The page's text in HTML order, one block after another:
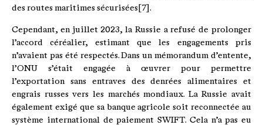
des routes maritimes sécurisées[7].
Cependant, en juillet 2023, la Russie a refusé de prolonger
l’accord céréalier, estimant que les engagements pris
n’avaient pas été respectés. Dans un mémorandum d’entente,
l’ONU s’était engagée à œuvrer pour permettre
l’exportation sans entraves des denrées alimentaires et
engrais russes vers les marchés mondiaux. La Russie avait
également exigé que sa banque agricole soit reconnectée au
système international de paiement SWIFT. Cela n’a pas eu